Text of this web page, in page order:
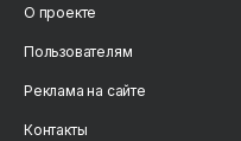
О проекте
Пользователям
Реклама на сайте
Контакты